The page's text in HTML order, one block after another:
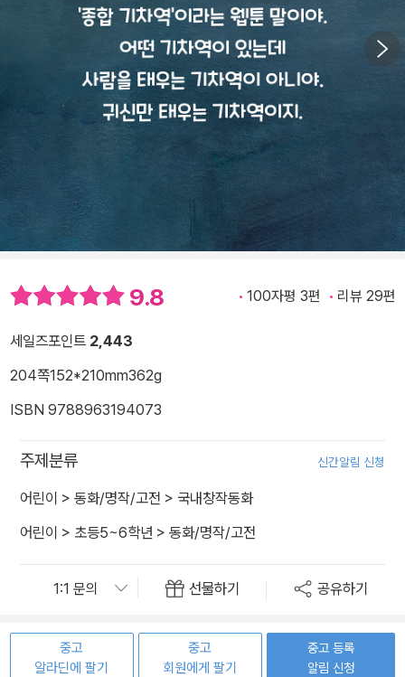
9.8 100자평 3편 리뷰 29편
세일즈포인트 2,443
204쪽152*210mm362g
ISBN 9788963194073
주제분류 신간알림 신청
어린이 > 동화/명작/고전 > 국내창작동화
어린이 > 초등5~6학년 > 동화/명작/고전
선물하기 공유하기
중고
알라딘에 팔기
중고
회원에게 팔기
중고 등록
알림 신청